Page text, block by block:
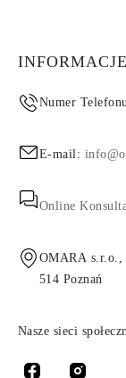
Numer
E-mail:
Online
OMARA s.r.o.,
514 Poznań
Nasze sieci